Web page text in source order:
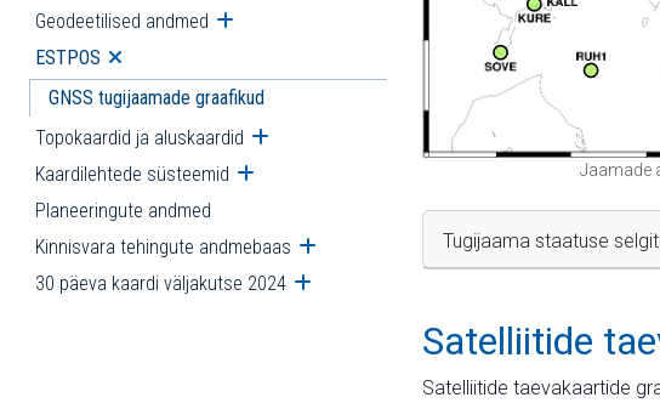
Geodeetilised andmed Ava alammenüü
ESTPOS Ava alammenüü
GNSS tugijaamade graafikud
Topokaardid ja aluskaardid Ava alammenüü
Kaardilehtede süsteemid Ava alammenüü
Planeeringute andmed
Kinnisvara tehingute andmebaas Ava alammenüü
30 päeva kaardi väljakutse 2024 Ava alammenüü
Jaamade
Tugijaama staatuse
Satelliitide
Satelliitide taevakaartide